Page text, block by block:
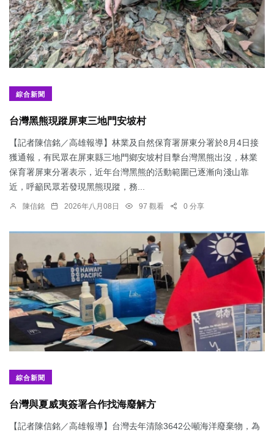
綜合新聞
台灣黑熊現蹤屏東三地門安坡村
【記者陳信銘／高雄報導】林業及自然保育署屏東分署於8月4日接
獲通報，有民眾在屏東縣三地門鄉安坡村目擊台灣黑熊出沒，林業
保育署屏東分署表示，近年台灣黑熊的活動範圍已逐漸向淺山靠
近，呼籲民眾若發現黑熊現蹤，務...
陳信銘 2026年八月08日 97 觀看 0 分享
綜合新聞
台灣與夏威夷簽署合作找海廢解方
【記者陳信銘／高雄報導】台灣去年清除3642公噸海洋廢棄物，為